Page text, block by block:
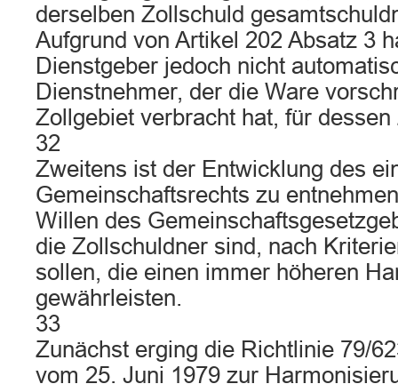
derselben Zollschuld
Aufgrund von Artikel 202 Absatz 3
Dienstgeber jedoch nicht
Dienstnehmer, der die Ware
Zollgebiet verbracht hat, für
32
Zweitens ist der Entwicklung des
Gemeinschaftsrechts zu
Willen des
die Zollschuldner sind, nach
sollen, die einen immer höheren
gewährleisten.
33
Zunächst erging die Richtlinie 79/
vom 25. Juni 1979 zur